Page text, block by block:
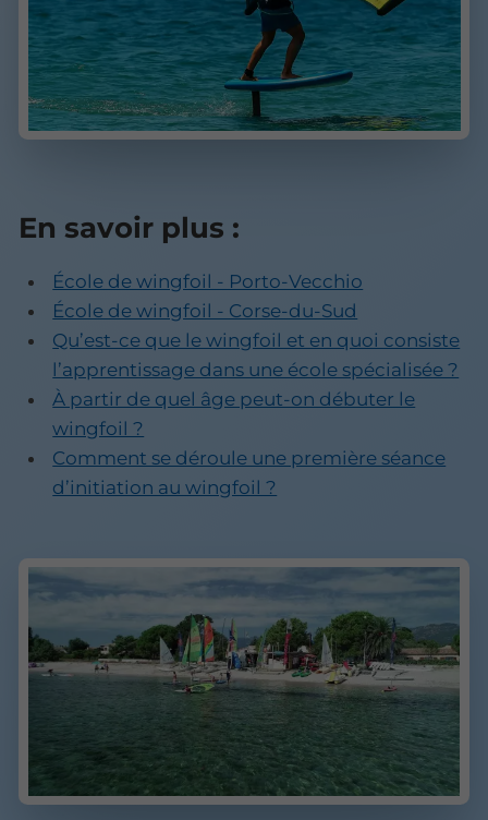
En savoir plus :
École de wingfoil - Porto-Vecchio
École de wingfoil - Corse-du-Sud
Qu’est-ce que le wingfoil et en quoi consiste
l’apprentissage dans une école spécialisée ?
À partir de quel âge peut-on débuter le
wingfoil ?
Comment se déroule une première séance
d’initiation au wingfoil ?